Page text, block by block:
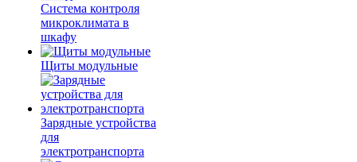
Система контроля
микроклимата в
шкафу
Щиты модульные
Зарядные устройства
для
электротранспорта